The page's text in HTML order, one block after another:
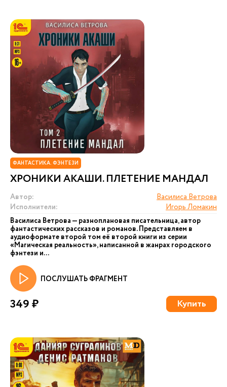
ФАНТАСТИКА. ФЭНТЕЗИ
ХРОНИКИ АКАШИ. ПЛЕТЕНИЕ МАНДАЛ
Автор:
Василиса Ветрова
Исполнители:
Игорь Ломакин
Василиса Ветрова — разноплановая писательница, автор
фантастических рассказов и романов. Представляем в
аудиоформате второй том её второй книги из серии
«Магическая реальность», написанной в жанрах городского
фэнтези и...
ПОСЛУШАТЬ ФРАГМЕНТ
349 ₽ Купить